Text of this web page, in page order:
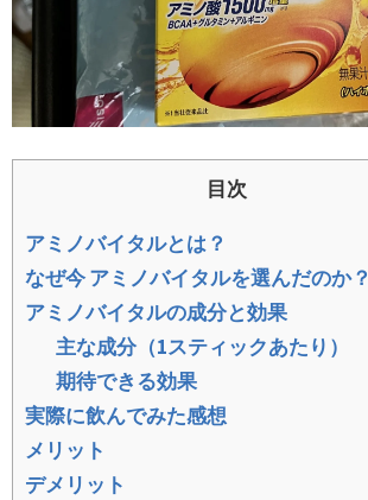
目次
アミノバイタルとは？
なぜ今 アミノバイタルを選んだのか？
アミノバイタルの成分と効果
主な成分（1スティックあたり）
期待できる効果
実際に飲んでみた感想
メリット
デメリット